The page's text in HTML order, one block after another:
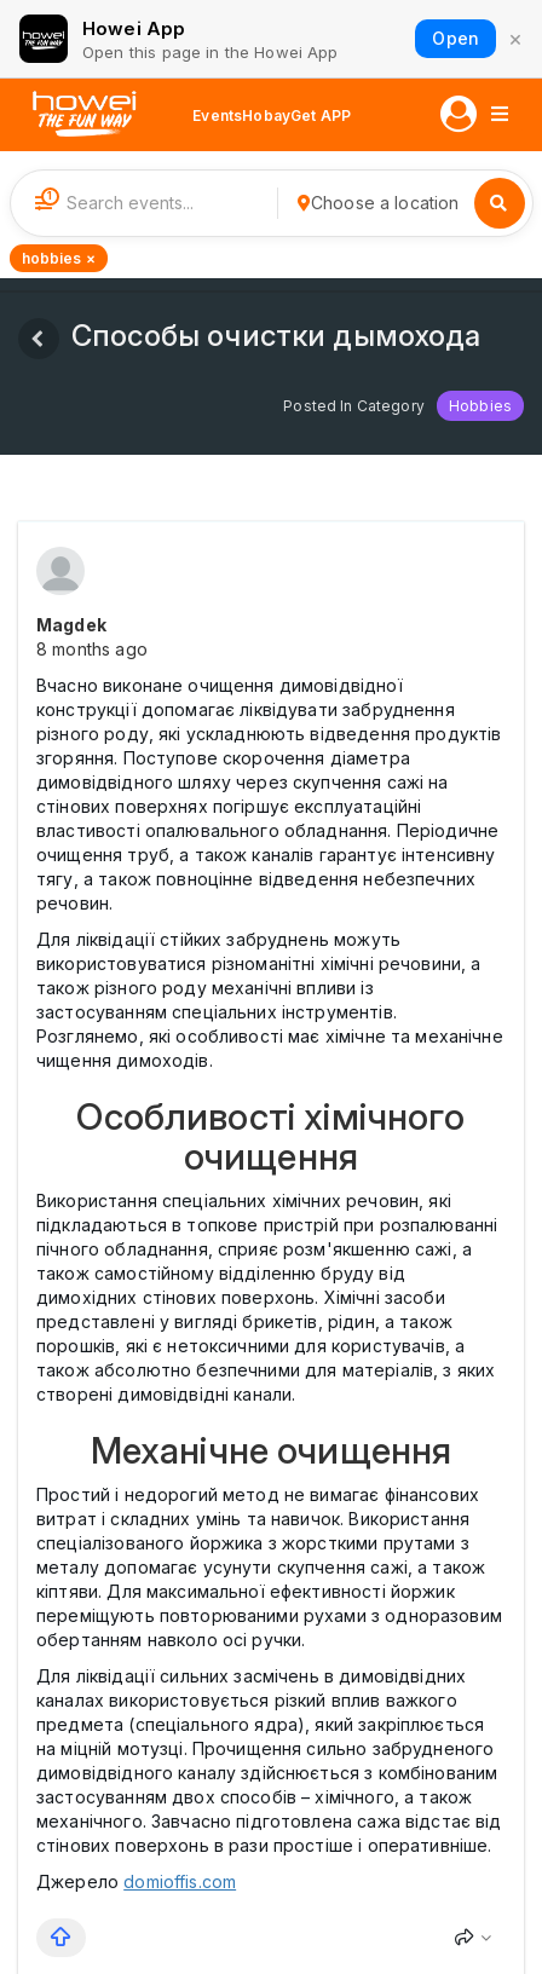
Howei App
Open this page in the Howei App
Open ×
EventsHobayGet APP
1 Choose a location
hobbies ×
Способы очистки дымохода
Posted In Category Hobbies
Magdek
8 months ago
Вчасно виконане очищення димовідвідної
конструкції допомагає ліквідувати забруднення
різного роду, які ускладнюють відведення продуктів
згоряння. Поступове скорочення діаметра
димовідвідного шляху через скупчення сажі на
стінових поверхнях погіршує експлуатаційні
властивості опалювального обладнання. Періодичне
очищення труб, а також каналів гарантує інтенсивну
тягу, а також повноцінне відведення небезпечних
речовин.
Для ліквідації стійких забруднень можуть
використовуватися різноманітні хімічні речовини, а
також різного роду механічні впливи із
застосуванням спеціальних інструментів.
Розглянемо, які особливості має хімічне та механічне
чищення димоходів.
Особливості хімічного
очищення
Використання спеціальних хімічних речовин, які
підкладаються в топкове пристрій при розпалюванні
пічного обладнання, сприяє розм'якшенню сажі, а
також самостійному відділенню бруду від
димохідних стінових поверхонь. Хімічні засоби
представлені у вигляді брикетів, рідин, а також
порошків, які є нетоксичними для користувачів, а
також абсолютно безпечними для матеріалів, з яких
створені димовідвідні канали.
Механічне очищення
Простий і недорогий метод не вимагає фінансових
витрат і складних умінь та навичок. Використання
спеціалізованого йоржика з жорсткими прутами з
металу допомагає усунути скупчення сажі, а також
кіптяви. Для максимальної ефективності йоржик
переміщують повторюваними рухами з одноразовим
обертанням навколо осі ручки.
Для ліквідації сильних засмічень в димовідвідних
каналах використовується різкий вплив важкого
предмета (спеціального ядра), який закріплюється
на міцній мотузці. Прочищення сильно забрудненого
димовідвідного каналу здійснюється з комбінованим
застосуванням двох способів – хімічного, а також
механічного. Завчасно підготовлена сажа відстає від
стінових поверхонь в рази простіше і оперативніше.
Джерелоdomioffis.com